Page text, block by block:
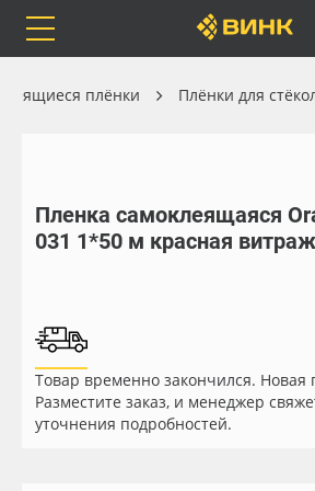
Каталог
Бренды
Доставка
Весь каталог
Самоклеящиеся плёнки
Листовые материалы
плёнки Плёнки для
Пленка самоклеящаяся
031 1*50 м красная
Товар временно закончился. Новая
Разместите заказ, и менеджер
уточнения подробностей.